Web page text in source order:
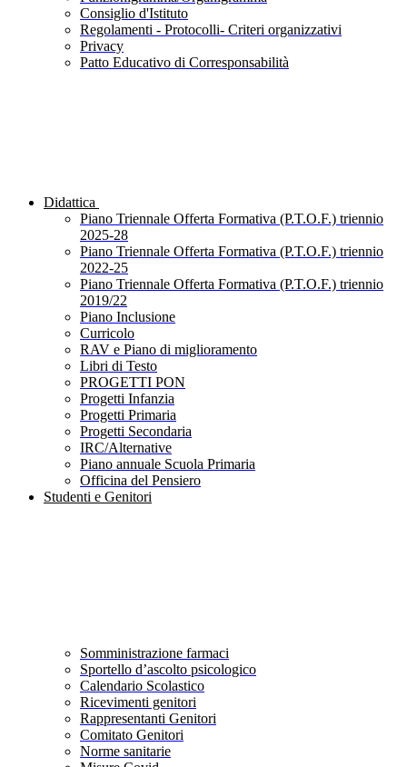
Consiglio d'Istituto
Regolamenti - Protocolli- Criteri organizzativi
Privacy
Patto Educativo di Corresponsabilità
Didattica
Piano Triennale Offerta Formativa (P.T.O.F.) triennio
2025-28
Piano Triennale Offerta Formativa (P.T.O.F.) triennio
2022-25
Piano Triennale Offerta Formativa (P.T.O.F.) triennio
2019/22
Piano Inclusione
Curricolo
RAV e Piano di miglioramento
Libri di Testo
PROGETTI PON
Progetti Infanzia
Progetti Primaria
Progetti Secondaria
IRC/Alternative
Piano annuale Scuola Primaria
Officina del Pensiero
Studenti e Genitori
Somministrazione farmaci
Sportello d’ascolto psicologico
Calendario Scolastico
Ricevimenti genitori
Rappresentanti Genitori
Comitato Genitori
Norme sanitarie